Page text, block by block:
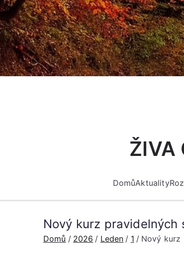
Přeskočit
na
obsah
ŽIVA
DomůAktuality
Nový kurz pravidelných
Domů 2026 Leden 1 Nový kurz